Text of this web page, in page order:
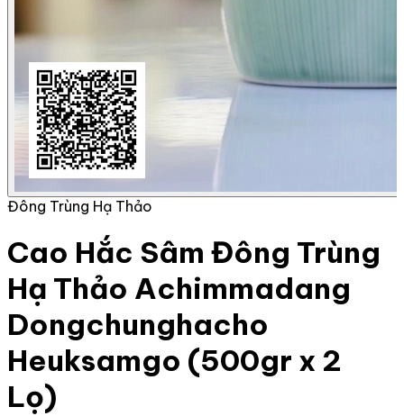
Đông Trùng Hạ Thảo
Cao Hắc Sâm Đông Trùng
Hạ Thảo Achimmadang
Dongchunghacho
Heuksamgo (500gr x 2
Lọ)